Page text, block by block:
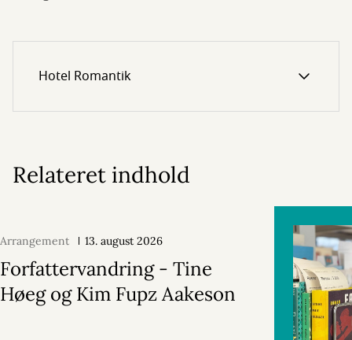
Hotel Romantik
Relateret indhold
Arrangement 13. august 2026
Forfattervandring - Tine
Høeg og Kim Fupz Aakeson